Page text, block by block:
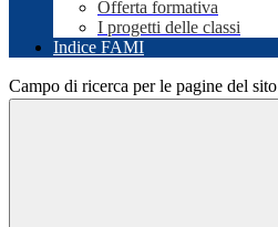
Offerta formativa
I progetti delle classi
Indice FAMI
Campo di ricerca per le pagine del sito